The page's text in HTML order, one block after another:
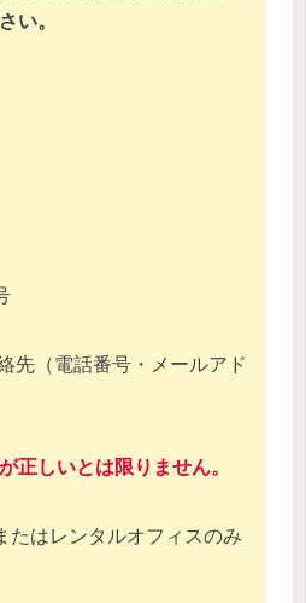
い。
先（電話番号・メールアド
正しいとは限りません。
たはレンタルオフィスのみ